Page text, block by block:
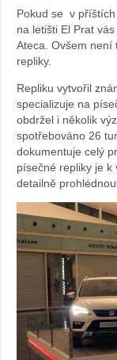
Pokud se v
na letišti El Prat
Ateca. Ovšem není
repliky.
Repliku vytvořil
specializuje na
obdržel i několik
spotřebováno 26
dokumentuje celý
písečné repliky je k
detailně